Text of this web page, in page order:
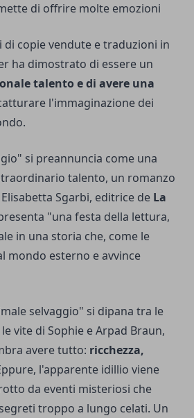
di offrire molte emozioni
di copie vendute e traduzioni in
ha dimostrato di essere un
talento e di avere una
l'immaginazione dei
si preannuncia come una
talento, un romanzo
Sgarbi, editrice de La
"una festa della lettura,
in una storia che, come le
mondo esterno e avvince
selvaggio" si dipana tra le
vite di Sophie e Arpad Braun,
avere tutto: ricchezza,
l'apparente idillio viene
da eventi misteriosi che
troppo a lungo celati. Un